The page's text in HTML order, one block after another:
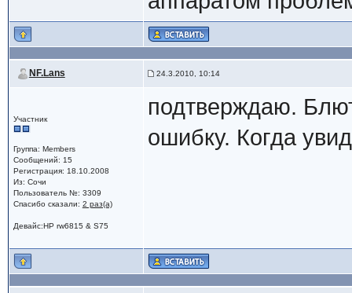
NF.Lans 24.3.2010, 10:14
Участник
Группа: Members
Сообщений: 15
Регистрация: 18.10.2008
Из: Сочи
Пользователь №: 3309
Спасибо сказали: 2 раз(а)
Девайс:HP rw6815 & S75
подтверждаю.
ошибку. Когда